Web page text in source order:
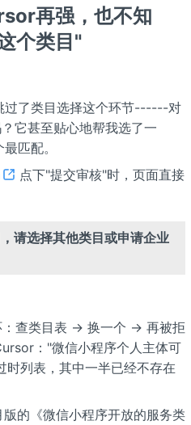
再强，也不知
个类目"
过了类目选择这个环节------对
它甚至贴心地帮我选了一
匹配。
点下"提交审核"时，页面直接
请选择其他类目或申请企业
：查类目表 → 换一个 → 再被拒
："微信小程序个人主体可
时列表，其中一半已经不存在
的《微信小程序开放的服务类